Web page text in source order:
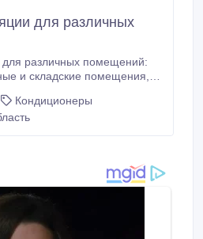
для различных
различных помещений:
отдыху Вашей семьи, и
в помещении, где
часть своего времени.
Кондиционеры